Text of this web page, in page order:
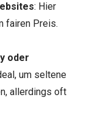
: Hier
fairen Preis.
oder
um seltene
allerdings oft